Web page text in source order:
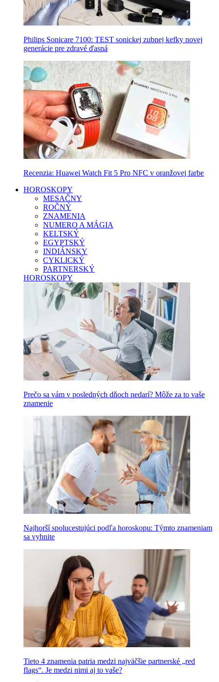
Philips Sonicare 7100: TEST sonickej zubnej kefky novej
generácie pre zdravé ďasná
Recenzia: Huawei Watch Fit 5 Pro NFC v oranžovej farbe
HOROSKOPY
MESAČNY
ROČNÝ
ZNAMENIA
NUMERO A MÁGIA
KELTSKÝ
EGYPTSKÝ
INDIÁNSKY
CYKLICKÝ
PARTNERSKÝ
HOROSKOPY
Prečo sa vám v posledných dňoch nedarí? Môže za to vaše
znamenie
Najhorší spolucestujúci podľa horoskopu: Týmto znameniam
sa vyhnite
Tieto 4 znamenia patria medzi najväčšie partnerské „red
flags“. Je medzi nimi aj to vaše?